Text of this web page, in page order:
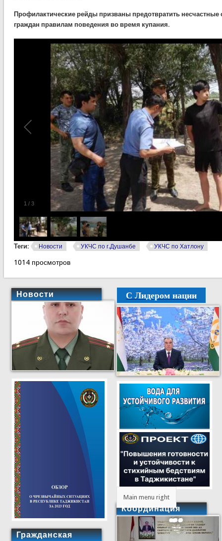
Профилактические рейды призваны предотвратить несчастные
граждан правилам поведения во время купания.
1 / 3
Теги: Новости УКЧС по г.Душанбе УКЧС по Хатлону
1014 просмотров
Новости
Гражданская
С Лидером нации
Main menu right
Координация